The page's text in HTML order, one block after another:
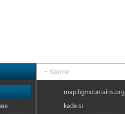
Карти
map.bgmountains.org
kade.si